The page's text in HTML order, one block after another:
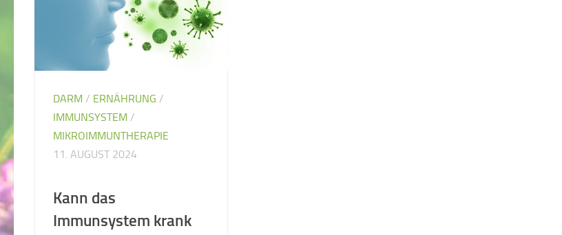
DARM / ERNÄHRUNG /
IMMUNSYSTEM /
MIKROIMMUNTHERAPIE
11. AUGUST 2024
Kann das
Immunsystem krank